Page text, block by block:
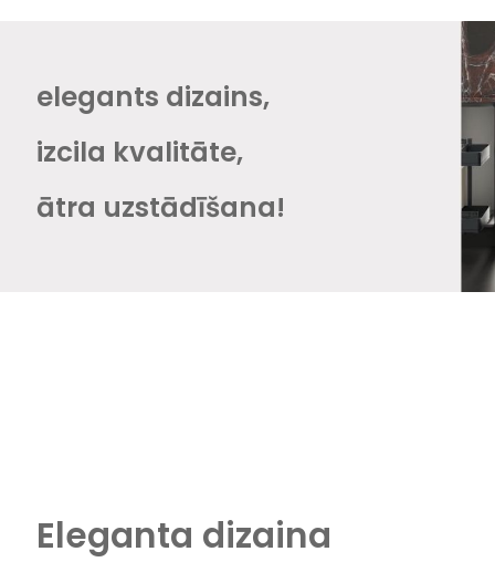
elegants dizains,
izcila kvalitāte,
ātra uzstādīšana!
Eleganta dizaina